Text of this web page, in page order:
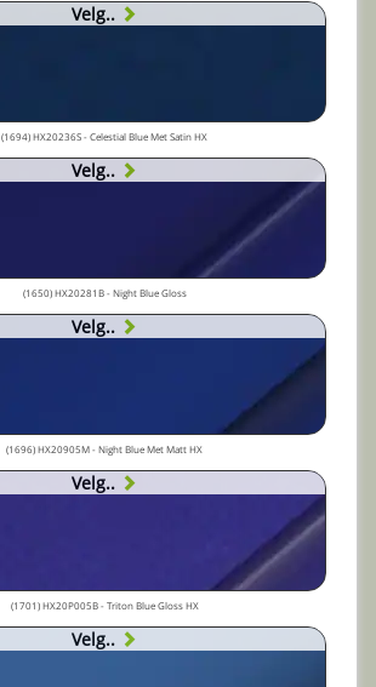
Velg..
(1694) HX20236S - Celestial Blue Met Satin HX
Velg..
(1650) HX20281B - Night Blue Gloss
Velg..
(1696) HX20905M - Night Blue Met Matt HX
Velg..
(1701) HX20P005B - Triton Blue Gloss HX
Velg..